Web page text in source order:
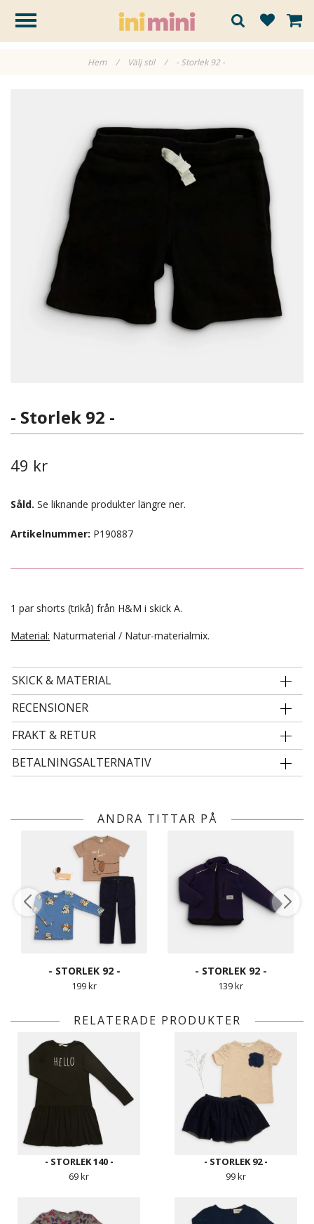
Hem / Välj stil / - Storlek 92 -
- Storlek 92 -
49 kr
Såld. Se liknande produkter längre ner.
Artikelnummer: P190887
1 par shorts (trikå) från H&M i skick A.
Material: Naturmaterial / Natur-materialmix.
SKICK & MATERIAL
RECENSIONER
FRAKT & RETUR
BETALNINGSALTERNATIV
ANDRA TITTAR PÅ
- STORLEK 92 -
199 kr
- STORLEK 92 -
139 kr
RELATERADE PRODUKTER
- STORLEK 140 -
69 kr
- STORLEK 92 -
99 kr